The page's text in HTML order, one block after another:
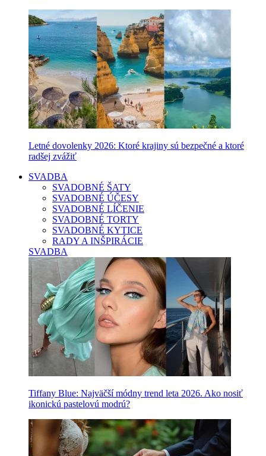
Letné dovolenky 2026: Ktoré krajiny sú bezpečné a ktoré
radšej zvážiť
SVADBA
SVADOBNÉ ŠATY
SVADOBNÉ ÚČESY
SVADOBNÉ LÍČENIE
SVADOBNÉ TORTY
SVADOBNÉ KYTICE
RADY A INŠPIRÁCIE
SVADBA
Tiffany Blue: Najväčší módny trend leta 2026. Ako nosiť
ikonickú pastelovú modrú?